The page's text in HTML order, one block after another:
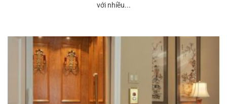
với nhiều...